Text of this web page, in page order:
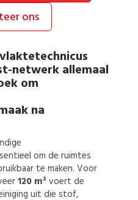
ons
netwerk allemaal
om
na
om de ruimtes
te maken. Voor
120 m²voert de
uit die stof,